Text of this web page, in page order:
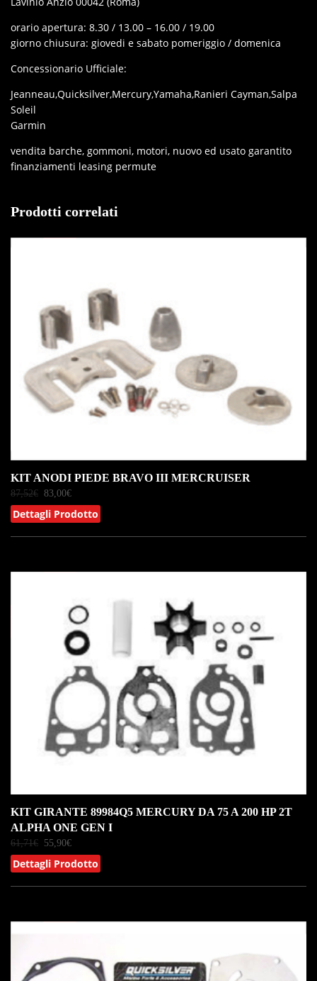
orario apertura: 8.30 / 13.00 – 16.00 / 19.00
giorno chiusura: giovedi e sabato pomeriggio / domenica
Concessionario Ufficiale:
Jeanneau,Quicksilver,Mercury,Yamaha,Ranieri Cayman,Salpa
Soleil
Garmin
vendita barche, gommoni, motori, nuovo ed usato garantito
finanziamenti leasing permute
Prodotti correlati
IN OFFERTA!
KIT ANODI PIEDE BRAVO III MERCRUISER
87,52€ 83,00€
Dettagli Prodotto
KIT GIRANTE 89984Q5 MERCURY DA 75 A 200 HP 2T
ALPHA ONE GEN I
61,71€ 55,90€
Dettagli Prodotto
IN OFFERTA!